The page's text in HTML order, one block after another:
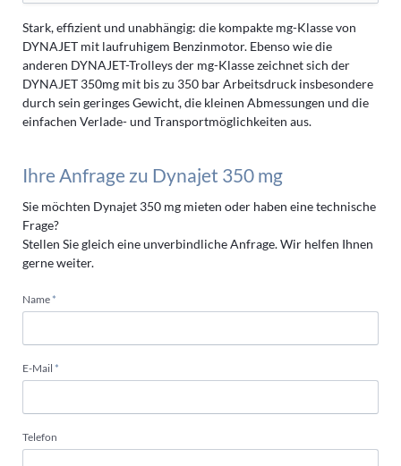
Stark, effizient und unabhängig: die kompakte mg-Klasse von
DYNAJET mit laufruhigem Benzinmotor. Ebenso wie die
anderen DYNAJET-Trolleys der mg-Klasse zeichnet sich der
DYNAJET 350mg mit bis zu 350 bar Arbeitsdruck insbesondere
durch sein geringes Gewicht, die kleinen Abmessungen und die
einfachen Verlade- und Transportmöglichkeiten aus.
Ihre Anfrage zu Dynajet 350 mg
Sie möchten Dynajet 350 mg mieten oder haben eine technische
Frage?
Stellen Sie gleich eine unverbindliche Anfrage. Wir helfen Ihnen
gerne weiter.
Pflichtfeld
Name *
Pflichtfeld
E-Mail *
Telefon